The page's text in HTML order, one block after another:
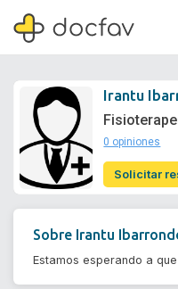
Irantu
0 opiniones
Solicitar
Sobre Irantu
Estamos esperando a